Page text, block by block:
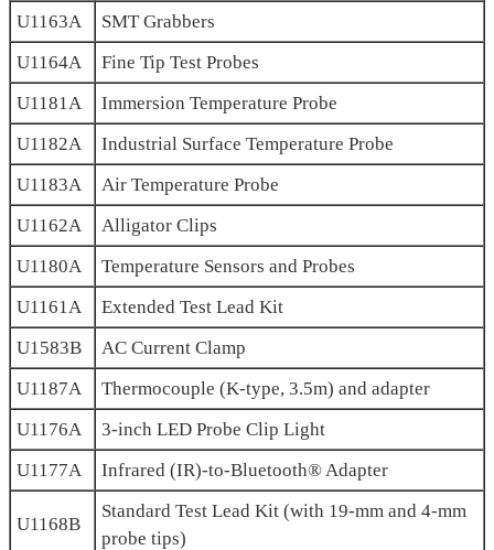
U1163A
SMT Grabbers
U1164A
Fine Tip Test Probes
U1181A
Immersion Temperature Probe
U1182A
Industrial Surface Temperature Probe
U1183A
Air Temperature Probe
U1162A
Alligator Clips
U1180A
Temperature Sensors and Probes
U1161A
Extended Test Lead Kit
U1583B
AC Current Clamp
U1187A
Thermocouple (K-type, 3.5m) and adapter
U1176A
3-inch LED Probe Clip Light
U1177A
Infrared (IR)-to-Bluetooth® Adapter
U1168B
Standard Test Lead Kit (with 19-mm and 4-mm
probe tips)